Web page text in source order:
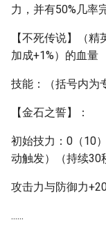
力，并有50%几率
【不死传说】（
加成+1%）的血量
技能：（括号内为
【金石之誓】：
初始技力：0（10
动触发）（持续30
攻击力与防御力
......